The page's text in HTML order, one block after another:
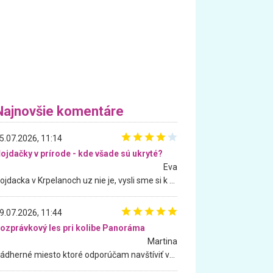
komentáre
11:14
v prírode - kde všade sú ukryté?
Eva
11:44
les pri kolibe Panoráma
Martina